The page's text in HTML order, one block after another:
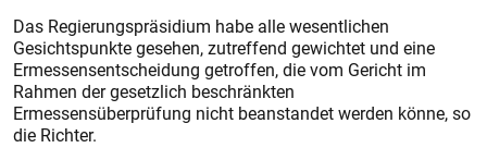
Das Regierungspräsidium habe alle wesentlichen
Gesichtspunkte gesehen, zutreffend gewichtet und eine
Ermessensentscheidung getroffen, die vom Gericht im
Rahmen der gesetzlich beschränkten
Ermessensüberprüfung nicht beanstandet werden könne, so
die Richter.